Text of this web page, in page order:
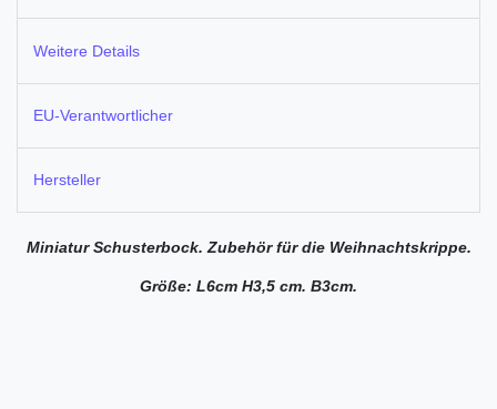
Weitere Details
EU-Verantwortlicher
Hersteller
Miniatur Schusterbock. Zubehör für die Weihnachtskrippe.
Größe: L6cm H3,5 cm. B3cm.